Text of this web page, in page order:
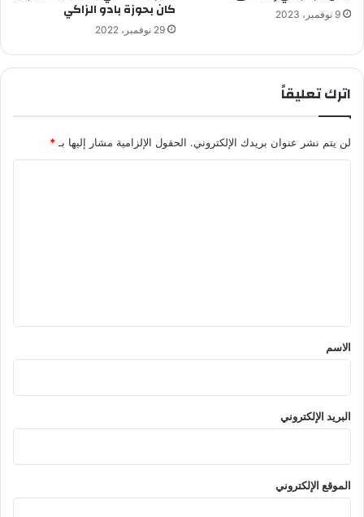
9 نوفمبر، 2023 كان بحوزة بادو الزاكي
29 نوفمبر، 2022
اترك تعليقاً
لن يتم نشر عنوان بريدك الإلكتروني. الحقول الإلزامية مشار إليها بـ*
*
الاسم
البريد الإلكتروني
الموقع الإلكتروني